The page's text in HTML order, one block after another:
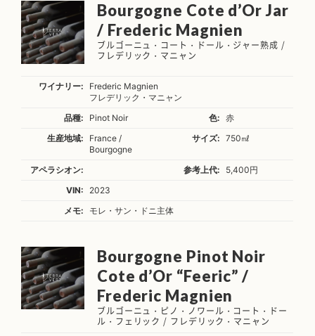
Bourgogne Cote d’Or Jar
/ Frederic Magnien
ブルゴーニュ・コート・ドール・ジャー熟成 /
フレデリック・マニャン
ワイナリー:
Frederic Magnien
フレデリック・マニャン
品種:
Pinot Noir 色:
赤
生産地域:
France /
Bourgogne
サイズ: 750㎖
アペラシオン: 参考上代:
5,400円
VIN:
2023
メモ:
モレ・サン・ドニ主体
Bourgogne Pinot Noir
Cote d’Or “Feeric” /
Frederic Magnien
ブルゴーニュ・ピノ・ノワール・コート・ドー
ル・フェリック / フレデリック・マニャン